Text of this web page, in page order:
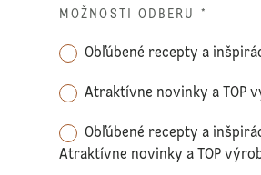
MOŽNOSTI ODBERU *
Obľúbené recepty a
Atraktívne novinky a TOP
Obľúbené recepty a
Atraktívne novinky a TOP